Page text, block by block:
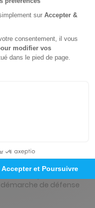
tous les éléments
produits, au prix le plus
des journalistes et
d'expertise et
de défense